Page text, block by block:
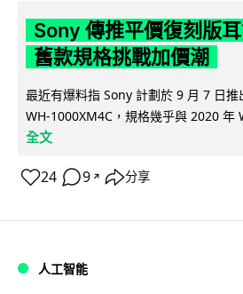
Sony 傳推平價復刻版
舊款規格挑戰加價潮
最近有爆料指 Sony 計劃於 9 月 7 日
WH-1000XM4C，規格幾乎與 2020 年
全文
24 9 ↗ 分享
人工智能